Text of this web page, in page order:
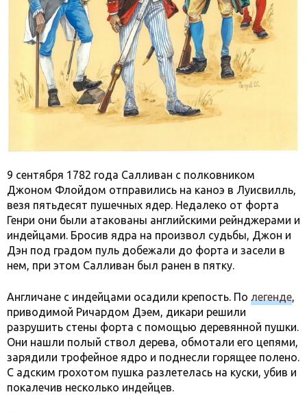
9 сентября 1782 года Салливан с полковником
Джоном Флойдом отправились на каноэ в Луисвилль,
везя пятьдесят пушечных ядер. Недалеко от форта
Генри они были атакованы английскими рейнджерами и
индейцами. Бросив ядра на произвол судьбы, Джон и
Дэн под градом пуль добежали до форта и засели в
нем, при этом Салливан был ранен в пятку.
Англичане с индейцами осадили крепость. По легенде,
приводимой Ричардом Дэем, дикари решили
разрушить стены форта с помощью деревянной пушки.
Они нашли полый ствол дерева, обмотали его цепями,
зарядили трофейное ядро и поднесли горящее полено.
С адским грохотом пушка разлетелась на куски, убив и
покалечив несколько индейцев.